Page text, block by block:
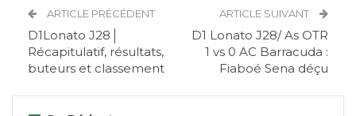
ARTICLE PRÉCÉDENT
D1Lonato J28│
Récapitulatif, résultats,
buteurs et classement
ARTICLE SUIVANT
D1 Lonato J28/ As OTR
1 vs 0 AC Barracuda :
Fiaboé Sena déçu